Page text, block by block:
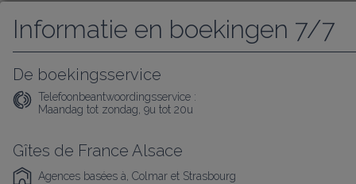
Informatie en boekingen 7/7
De boekingsservice
Telefoonbeantwoordingsservice :
Maandag tot zondag, 9u tot 20u
Gîtes de France Alsace
Agences basées à, Colmar et Strasbourg